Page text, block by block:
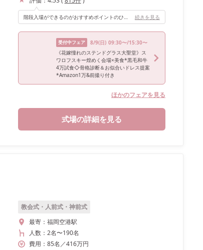
階段入場ができるのがおすすめポイントのひとつです。 数年前に参列した、いとこの結婚式で階段入場を見てからずっと憧れており、できれば階段付の披露宴会場がいいなと考えていました。短めな階段ではありますが、階段から入場できたのが嬉しかったです。当日はドレスを着ていて足元が見えないので、むしろ長すぎない階段でちょうどよかったと思います。 また、路面店ならではのお色直し入場の際に道路側のカーテンを開けてオープンカー入場ができるのもおすすめポイントです。後からゲストからもらった動画を見たら、かなり盛り上がってくれていたようで嬉しかったです。 続きを見る
受付中フェア 8/9(日) 09:30〜/15:30〜
《花嫁憧れのステンドグラス大聖堂》ス
ワロフスキー煌めく会場×美食*黒毛和牛
4万試食◇骨格診断＆お似合いドレス提案
*Amazon1万&前撮り付き
ほかのフェアを見る
式場の詳細を見る
教会式・人前式・神前式
最寄： 福岡空港駅
人数： 2名〜190名
費用： 85名 ／416万円